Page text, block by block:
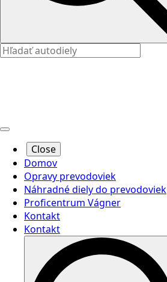
Close
Domov
Opravy prevodoviek
Náhradné diely do prevodoviek
Proficentrum Vágner
Kontakt
Kontakt